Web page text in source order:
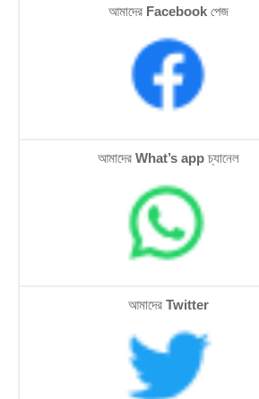
আমাদের Facebook পেজ
আমাদের What’s app চ্যানেল
আমাদের Twitter